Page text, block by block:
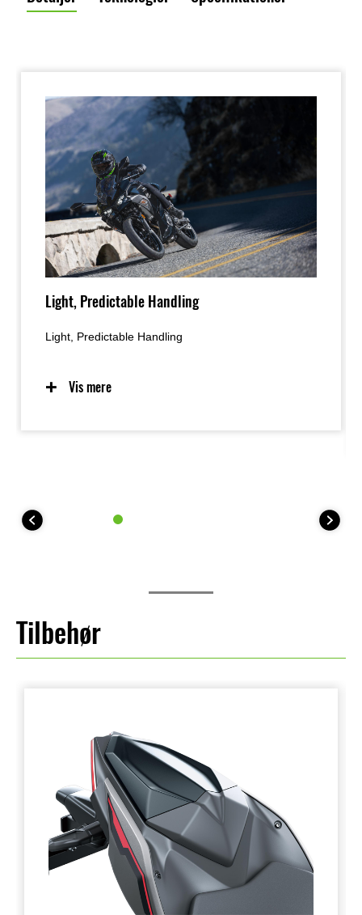
Light, Predictable Handling
Light, Predictable Handling
Vis mere
Tilbehør